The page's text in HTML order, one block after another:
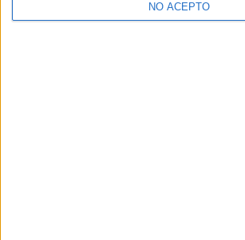
NO ACEPTO